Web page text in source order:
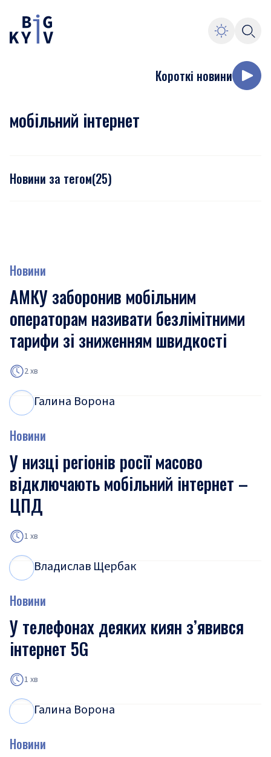
Короткі новини
мобільний інтернет
Новини за тегом(25)
Новини
АМКУ заборонив мобільним
операторам називати безлімітними
тарифи зі зниженням швидкості
2 хв
Галина Ворона
Новини
У низці регіонів росії масово
відключають мобільний інтернет –
ЦПД
1 хв
Владислав Щербак
Новини
У телефонах деяких киян з’явився
інтернет 5G
1 хв
Галина Ворона
Новини